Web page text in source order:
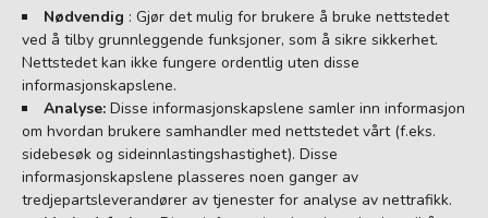
Nødvendig : Gjør det mulig for brukere å bruke nettstedet
ved å tilby grunnleggende funksjoner, som å sikre sikkerhet.
Nettstedet kan ikke fungere ordentlig uten disse
informasjonskapslene.
Analyse: Disse informasjonskapslene samler inn informasjon
om hvordan brukere samhandler med nettstedet vårt (f.eks.
sidebesøk og sideinnlastingshastighet). Disse
informasjonskapslene plasseres noen ganger av
tredjepartsleverandører av tjenester for analyse av nettrafikk.